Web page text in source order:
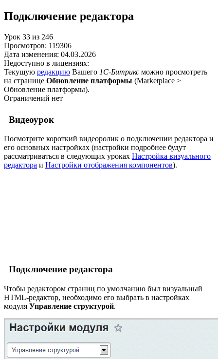
Подключение редактора
Урок 33 из 246
Просмотров: 119306
Дата изменения: 04.03.2026
Недоступно в лицензиях:
Текущую редакцию Вашего 1С-Битрикс можно просмотреть
на странице Обновление платформы (Marketplace >
Обновление платформы).
Ограничений нет
Видеоурок
Посмотрите короткий видеоролик о подключении редактора и
его основных настройках (настройки подробнее будут
рассматриваться в следующих уроках Настройка визуального
редактора и Настройки отображения компонентов).
Подключение редактора
Чтобы редактором страниц по умолчанию был визуальный
HTML-редактор, необходимо его выбрать в настройках
модуля Управление структурой.